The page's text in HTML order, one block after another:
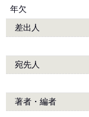
年欠
差出人
宛先人
著者・編者